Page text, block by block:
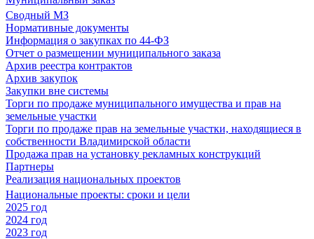
Сводный МЗ
Нормативные документы
Информация о закупках по 44-ФЗ
Отчет о размещении муниципального заказа
Архив реестра контрактов
Архив закупок
Закупки вне системы
Торги по продаже муниципального имущества и прав на
земельные участки
Торги по продаже прав на земельные участки, находящиеся в
собственности Владимирской области
Продажа прав на установку рекламных конструкций
Партнеры
Реализация национальных проектов
Национальные проекты: сроки и цели
2025 год
2024 год
2023 год